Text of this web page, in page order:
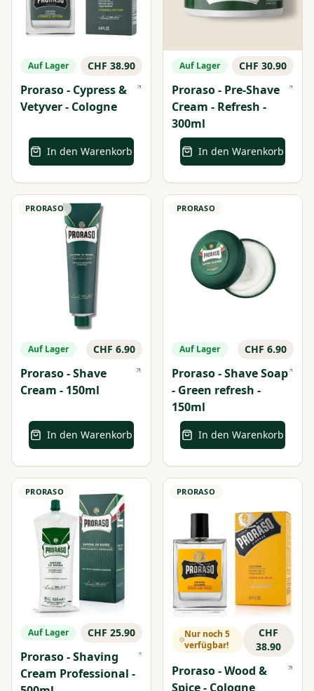
Auf Lager CHF 38.90
Proraso - Cypress &
Vetyver - Cologne
In den Warenkorb
Auf Lager CHF 30.90
Proraso - Pre-Shave
Cream - Refresh -
300ml
In den Warenkorb
PRORASO
Auf Lager CHF 6.90
Proraso - Shave
Cream - 150ml
In den Warenkorb
PRORASO
Auf Lager CHF 6.90
Proraso - Shave Soap
- Green refresh -
150ml
In den Warenkorb
PRORASO
Auf Lager CHF 25.90
Proraso - Shaving
Cream Professional -
PRORASO
Nur noch 5
verfügbar!
CHF
38.90
Proraso - Wood &
Spice - Cologne